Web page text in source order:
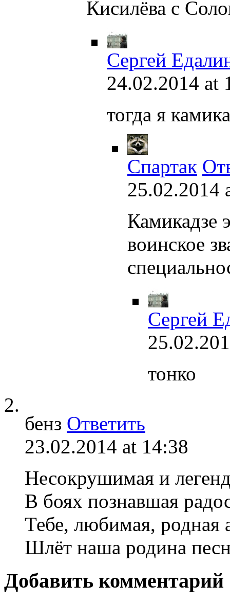
Кисилёва с
Сергей
24.02.2014 at
тогда я
Спартак
25.02.2014
Камикадзе
воинское
Сергей
тонко
бенз Ответить
23.02.2014 at 14:38
Несокрушимая и
В боях познавшая
Тебе, любимая, родная
Шлёт наша родина
Добавить комментарий